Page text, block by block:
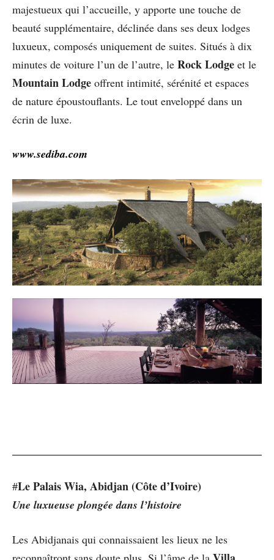
majestueux qui l’accueille, y apporte une touche de
beauté supplémentaire, déclinée dans ses deux lodges
luxueux, composés uniquement de suites. Situés à dix
minutes de voiture l’un de l’autre, le Rock Lodge et le
Mountain Lodge offrent intimité, sérénité et espaces
de nature époustouflants. Le tout enveloppé dans un
écrin de luxe.
www.sediba.com
#Le Palais Wia, Abidjan (Côte d’Ivoire)
Une luxueuse plongée dans l’histoire
Les Abidjanais qui connaissaient les lieux ne les